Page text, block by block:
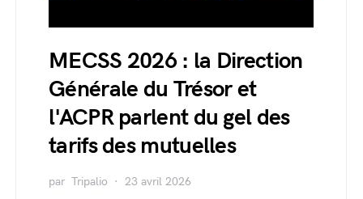
MECSS 2026 : la Direction
Générale du Trésor et
l'ACPR parlent du gel des
tarifs des mutuelles
par Tripalio 23 avril 2026